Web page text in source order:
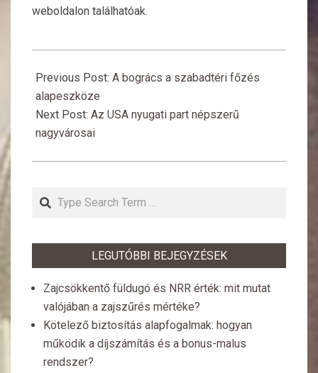
weboldalon találhatóak.
02-
02
Previous Post: A bogrács a szabadtéri főzés
alapeszköze
Next Post: Az USA nyugati part népszerű
nagyvárosai
Search
LEGUTÓBBI BEJEGYZÉSEK
Zajcsökkentő füldugó és NRR érték: mit mutat
valójában a zajszűrés mértéke?
Kötelező biztosítás alapfogalmak: hogyan
működik a díjszámítás és a bonus-malus
rendszer?